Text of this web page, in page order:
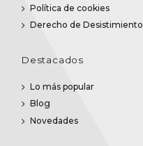
Política de cookies
Derecho de Desistimiento
Destacados
Lo más popular
Blog
Novedades